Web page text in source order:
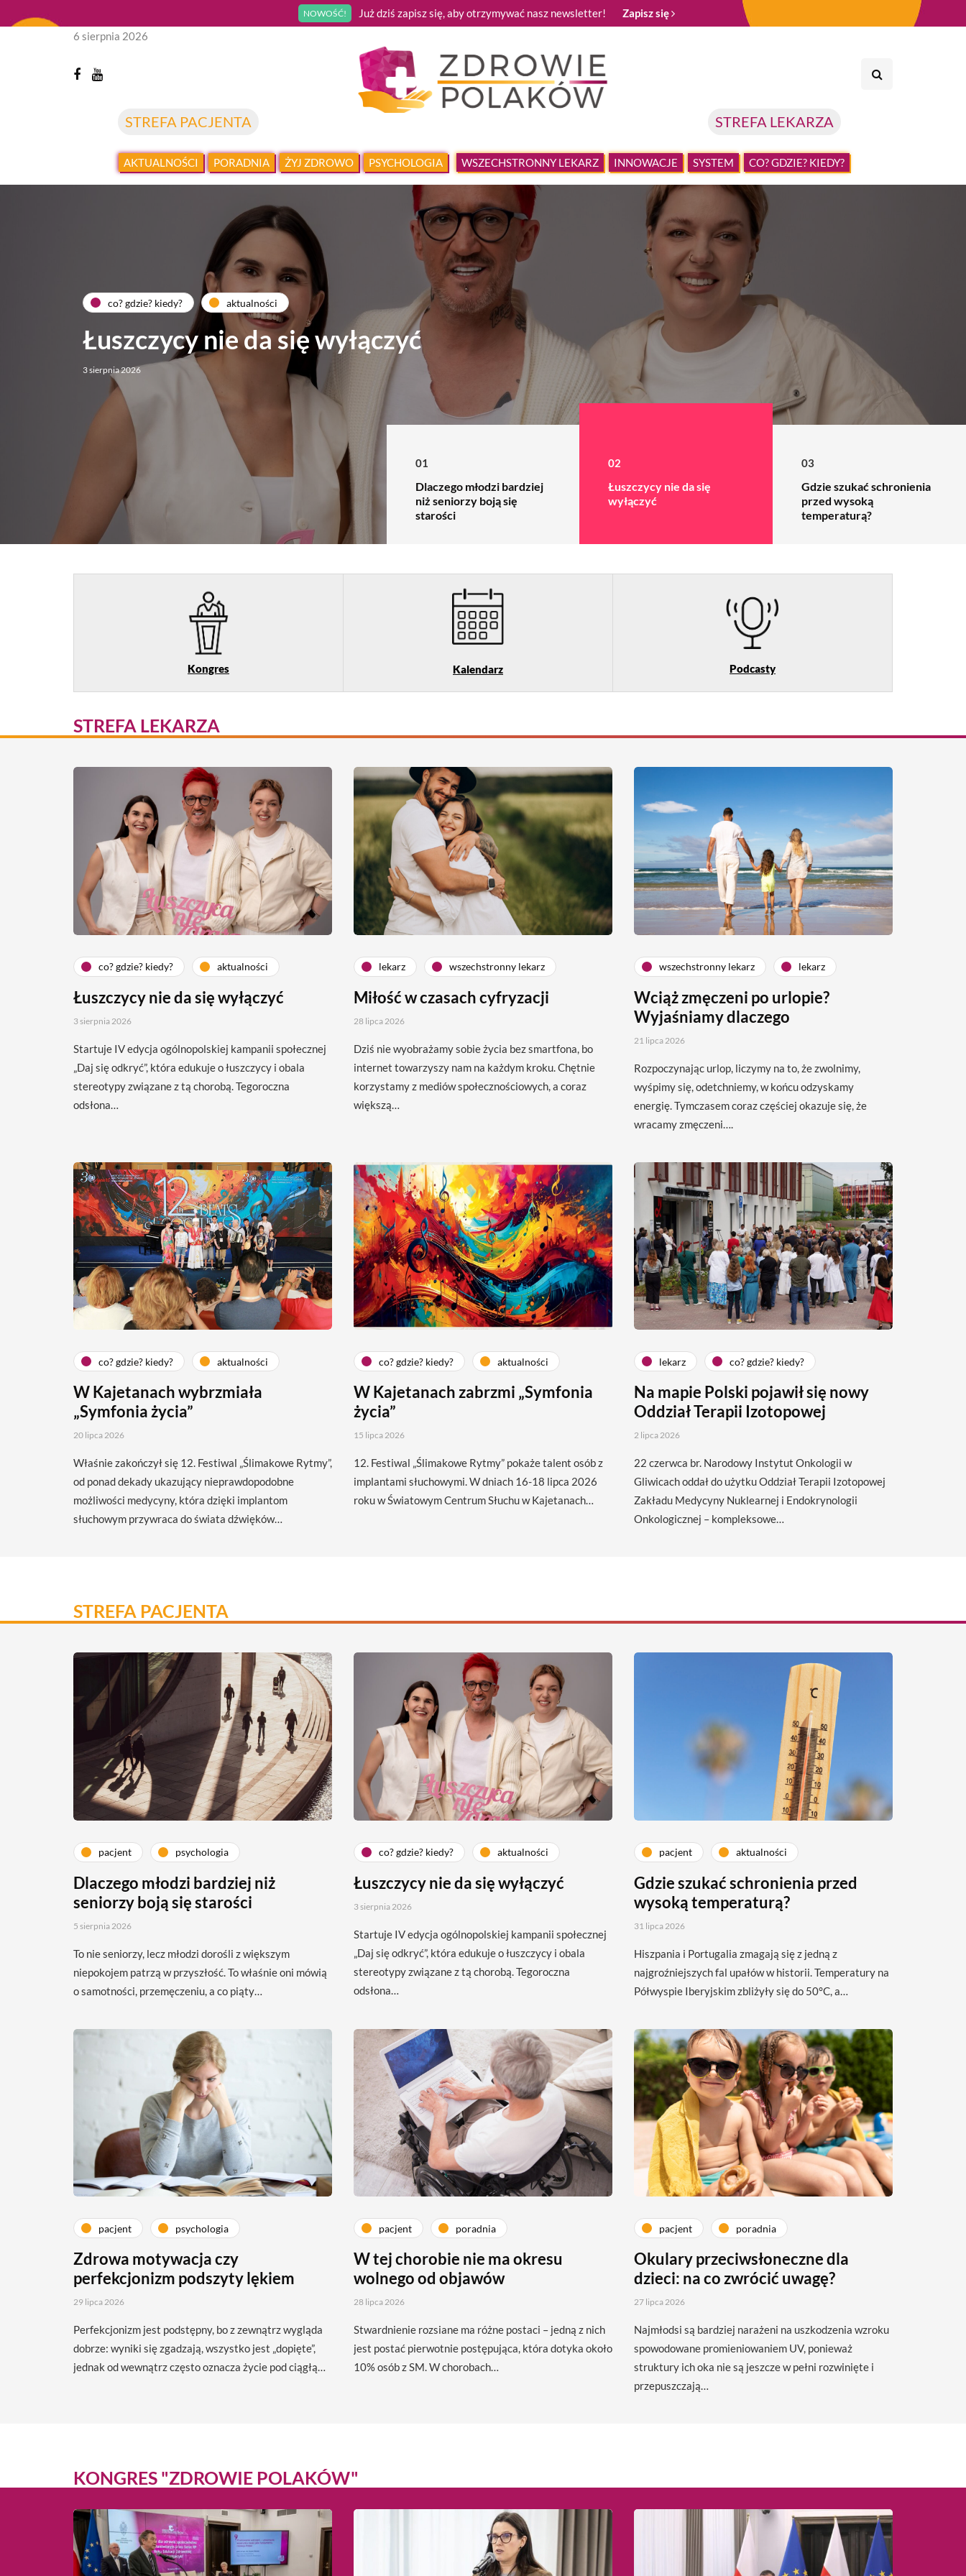
NOWOŚĆ! Już dziś zapisz się, aby otrzymywać nasz newsletter! Zapisz się
STREFA PACJENTA STREFA LEKARZA
6 sierpnia 2026
AKTUALNOŚCI PORADNIA ŻYJ ZDROWO PSYCHOLOGIA WSZECHSTRONNY LEKARZ INNOWACJE SYSTEM CO? GDZIE? KIEDY?
co? gdzie? kiedy? aktualności
Łuszczycy nie da się wyłączyć
3 sierpnia 2026
01
Dlaczego młodzi bardziej
niż seniorzy boją się
starości
02
Łuszczycy nie da się
wyłączyć
03
Gdzie szukać schronienia
przed wysoką
temperaturą?
Kongres Kalendarz Podcasty
STREFA LEKARZA
co? gdzie? kiedy? aktualności
Łuszczycy nie da się wyłączyć
3 sierpnia 2026
Startuje IV edycja ogólnopolskiej kampanii społecznej
„Daj się odkryć”, która edukuje o łuszczycy i obala
stereotypy związane z tą chorobą. Tegoroczna
odsłona…
lekarz wszechstronny lekarz
Miłość w czasach cyfryzacji
28 lipca 2026
Dziś nie wyobrażamy sobie życia bez smartfona, bo
internet towarzyszy nam na każdym kroku. Chętnie
korzystamy z mediów społecznościowych, a coraz
większą…
wszechstronny lekarz lekarz
Wciąż zmęczeni po urlopie?
Wyjaśniamy dlaczego
21 lipca 2026
Rozpoczynając urlop, liczymy na to, że zwolnimy,
wyśpimy się, odetchniemy, w końcu odzyskamy
energię. Tymczasem coraz częściej okazuje się, że
wracamy zmęczeni….
co? gdzie? kiedy? aktualności
W Kajetanach wybrzmiała
„Symfonia życia”
20 lipca 2026
Właśnie zakończył się 12. Festiwal „Ślimakowe Rytmy”,
od ponad dekady ukazujący nieprawdopodobne
możliwości medycyny, która dzięki implantom
słuchowym przywraca do świata dźwięków…
co? gdzie? kiedy? aktualności
W Kajetanach zabrzmi „Symfonia
życia”
15 lipca 2026
12. Festiwal „Ślimakowe Rytmy” pokaże talent osób z
implantami słuchowymi. W dniach 16-18 lipca 2026
roku w Światowym Centrum Słuchu w Kajetanach…
lekarz co? gdzie? kiedy?
Na mapie Polski pojawił się nowy
Oddział Terapii Izotopowej
2 lipca 2026
22 czerwca br. Narodowy Instytut Onkologii w
Gliwicach oddał do użytku Oddział Terapii Izotopowej
Zakładu Medycyny Nuklearnej i Endokrynologii
Onkologicznej – kompleksowe…
STREFA PACJENTA
pacjent psychologia
Dlaczego młodzi bardziej niż
seniorzy boją się starości
5 sierpnia 2026
To nie seniorzy, lecz młodzi dorośli z większym
niepokojem patrzą w przyszłość. To właśnie oni mówią
o samotności, przemęczeniu, a co piąty…
co? gdzie? kiedy? aktualności
Łuszczycy nie da się wyłączyć
3 sierpnia 2026
Startuje IV edycja ogólnopolskiej kampanii społecznej
„Daj się odkryć”, która edukuje o łuszczycy i obala
stereotypy związane z tą chorobą. Tegoroczna
odsłona…
pacjent aktualności
Gdzie szukać schronienia przed
wysoką temperaturą?
31 lipca 2026
Hiszpania i Portugalia zmagają się z jedną z
najgroźniejszych fal upałów w historii. Temperatury na
Półwyspie Iberyjskim zbliżyły się do 50°C, a…
pacjent psychologia
Zdrowa motywacja czy
perfekcjonizm podszyty lękiem
29 lipca 2026
Perfekcjonizm jest podstępny, bo z zewnątrz wygląda
dobrze: wyniki się zgadzają, wszystko jest „dopięte”,
jednak od wewnątrz często oznacza życie pod ciągłą…
pacjent poradnia
W tej chorobie nie ma okresu
wolnego od objawów
28 lipca 2026
Stwardnienie rozsiane ma różne postaci – jedną z nich
jest postać pierwotnie postępująca, która dotyka około
10% osób z SM. W chorobach…
pacjent poradnia
Okulary przeciwsłoneczne dla
dzieci: na co zwrócić uwagę?
27 lipca 2026
Najmłodsi są bardziej narażeni na uszkodzenia wzroku
spowodowane promieniowaniem UV, ponieważ
struktury ich oka nie są jeszcze w pełni rozwinięte i
przepuszczają…
KONGRES "ZDROWIE POLAKÓW"